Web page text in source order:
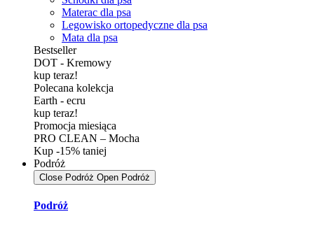
Materac dla psa
Legowisko ortopedyczne dla psa
Mata dla psa
Bestseller
DOT - Kremowy
kup teraz!
Polecana kolekcja
Earth - ecru
kup teraz!
Promocja miesiąca
PRO CLEAN – Mocha
Kup -15% taniej
Podróż
Close Podróż Open Podróż
Podróż